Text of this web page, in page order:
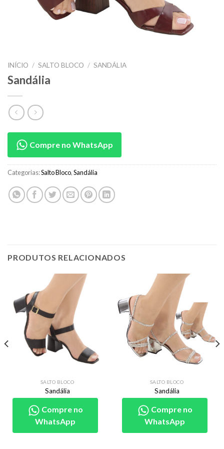
INÍCIO / SALTO BLOCO / SANDÁLIA
Sandália
Compre no WhatsApp
Categorias:Salto Bloco,Sandália
PRODUTOS RELACIONADOS
SALTO BLOCO
Sandália
Compre no
WhatsApp
SALTO BLOCO
Sandália
Compre no
WhatsApp